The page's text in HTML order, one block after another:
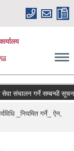
संचालन गर्ने सम्बन्धी सूचना।
_नियमित गर्ने_ ऐन,